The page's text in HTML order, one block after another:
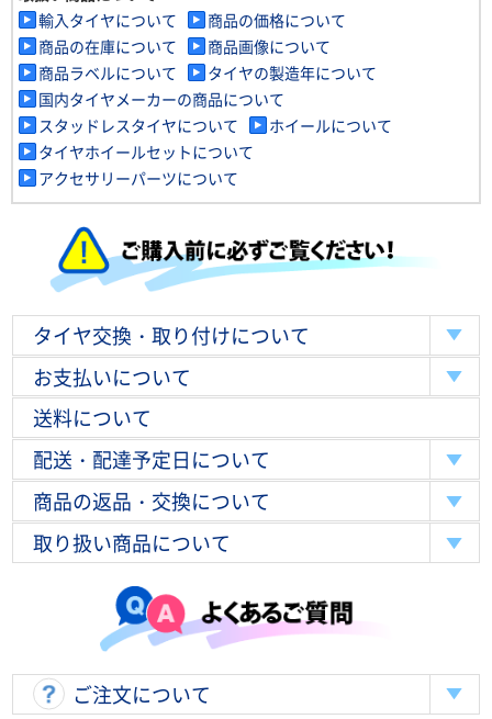
輸入タイヤについて
商品の価格について
商品の在庫について
商品画像について
商品ラベルについて
タイヤの製造年について
国内タイヤメーカーの商品について
スタッドレスタイヤについて
ホイールについて
タイヤホイールセットについて
アクセサリーパーツについて
タイヤ交換・取り付けについて
お支払いについて
送料について
配送・配達予定日について
商品の返品・交換について
取り扱い商品について
ご注文について